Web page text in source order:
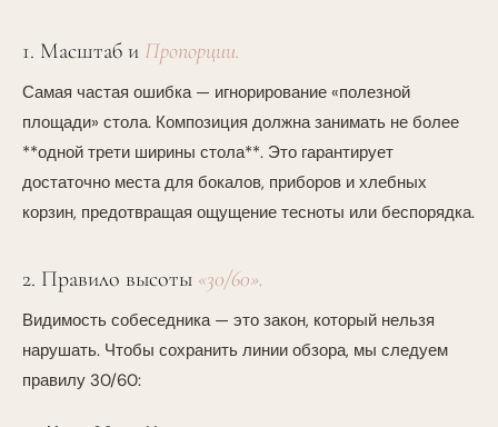
1. Масштаб и Пропорции.
Самая частая ошибка — игнорирование «полезной
площади» стола. Композиция должна занимать не более
**одной трети ширины стола**. Это гарантирует
достаточно места для бокалов, приборов и хлебных
корзин, предотвращая ощущение тесноты или беспорядка.
2. Правило высоты «30/60».
Видимость собеседника — это закон, который нельзя
нарушать. Чтобы сохранить линии обзора, мы следуем
правилу 30/60: